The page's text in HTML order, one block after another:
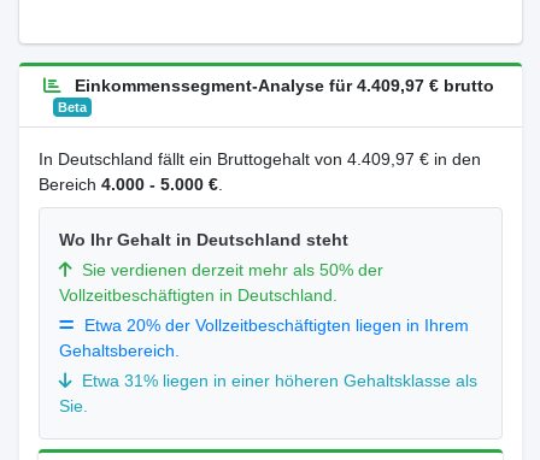
Einkommenssegment-Analyse für 4.409,97 € brutto
Beta
In Deutschland fällt ein Bruttogehalt von 4.409,97 € in den
Bereich 4.000 - 5.000 €.
Wo Ihr Gehalt in Deutschland steht
Sie verdienen derzeit mehr als 50% der
Vollzeitbeschäftigten in Deutschland.
Etwa 20% der Vollzeitbeschäftigten liegen in Ihrem
Gehaltsbereich.
Etwa 31% liegen in einer höheren Gehaltsklasse als
Sie.